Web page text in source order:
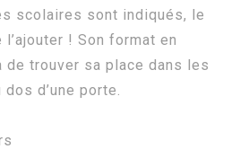
scolaires sont indiqués, le
! Son format en
de trouver sa place dans les
d’une porte.